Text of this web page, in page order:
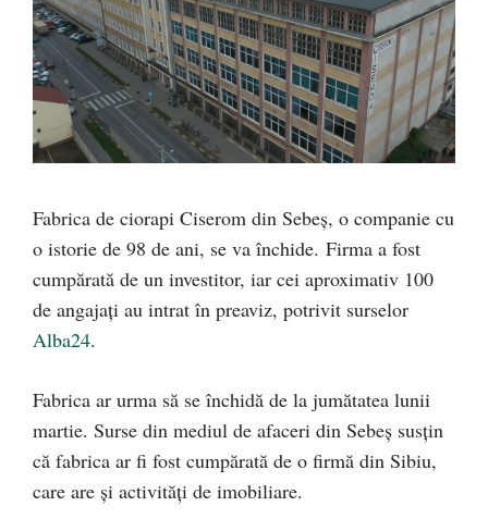
Fabrica de ciorapi Ciserom din Sebeș, o companie cu
o istorie de 98 de ani, se va închide. Firma a fost
cumpărată de un investitor, iar cei aproximativ 100
de angajați au intrat în preaviz, potrivit surselor
Alba24.
Fabrica ar urma să se închidă de la jumătatea lunii
martie. Surse din mediul de afaceri din Sebeș susțin
că fabrica ar fi fost cumpărată de o firmă din Sibiu,
care are și activități de imobiliare.